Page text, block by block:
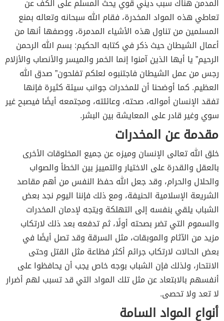
المدمن هناك سبب ديني قوي يحث المسلم على الكف عن
تعاطي هذه المواد المخدرة، فقام الله سبحانه وتعاله بمنع
المسلمين من تناول هذه الأشياء المدمرة، ووصفها أنها من
أعمال الشيطان حيث ذكر في كتابه الحكيم: بسم الله الرحمن
الرحيم” يا أيها الذين آمنوا إنما الخمر والميسر والأنصاب والأزلام
رجس من عمل الشيطان فاجتنبوه لعلكم تفلحون” صدق الله
العظيم. كما أوضحنا أن للمخدرات جوانب سيئة كثيرة فإنها
تفقد الإنسان أمواله، صحته، وعائلته، ومجتمعه أيضًا فيصبح غير
سوي وغير قادر على المعايشة بين البشر.
مقدمة عن المخدرات
خلق الله تعالى الإنسان وميزه عن جميع المخلوقات الأخرى
بالعقل والقدرة على الاختيار والتمييز بين الخطأ والصواب
والحلال والحرام، وقد جعل الله حفظ النفس من أهم مقاصد
الشريعة الإسلامية الحنيفة، ومع ذلك فإننا اليوم نجد بعض
الشباب يلقي بنفسه إلى التهلكة ويتجه لإدمان المخدرات
والسموم التي تضر بصحته أولًا، ثم تدفعه بعد ذلك لارتكاب
مزيد من الآثام والموبقات، مثل السرقة وقد تصل أيضًا في
بعض الحالات لارتكاب جرائم أكثر فظاعة مثل القتل وحتى
الانتحار، ولذلك فإن الشباب بوجه خاص يجب أن يحافظوا على
أنفسهم بالابتعاد عن مثل تلك المواد التي قد تسبب لهم أضرار
لا تعد ولا تحصى.
أنواع المواد السامة